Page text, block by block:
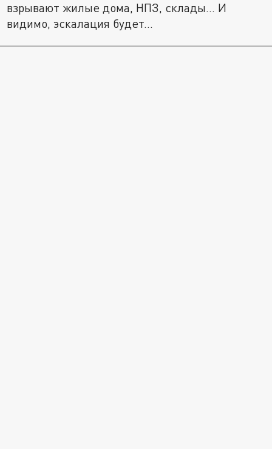
взрывают жилые дома, НПЗ, склады... И
видимо, эскалация будет...